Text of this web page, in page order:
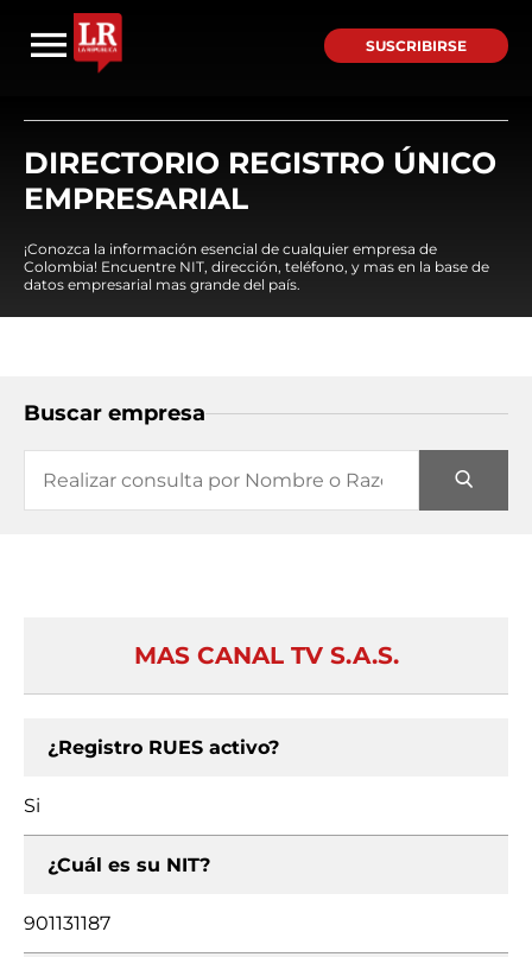
SUSCRIBIRSE
DIRECTORIO REGISTRO ÚNICO
EMPRESARIAL
¡Conozca la información esencial de cualquier empresa de
Colombia! Encuentre NIT, dirección, teléfono, y mas en la base de
datos empresarial mas grande del país.
Buscar empresa
MAS CANAL TV S.A.S.
¿Registro RUES activo?
Si
¿Cuál es su NIT?
901131187